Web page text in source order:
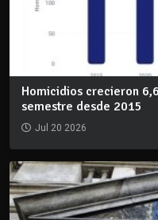
Homicidios crecieron
semestre desde 2015
Jul 20 2026